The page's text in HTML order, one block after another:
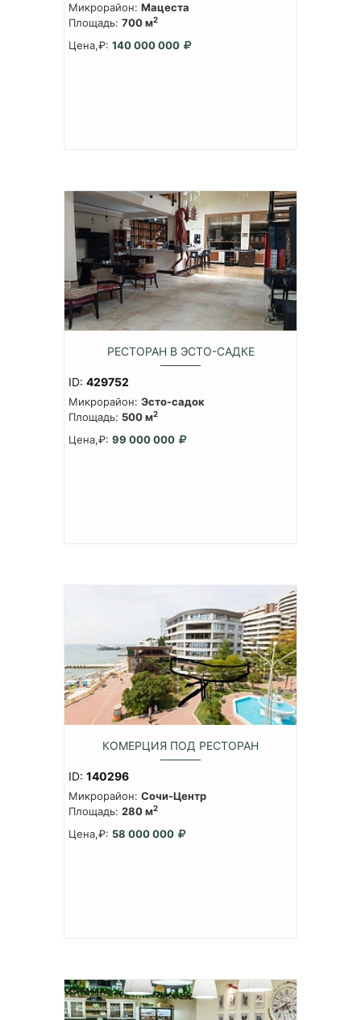
Микрорайон: Мацеста
Площадь: 700 м2
Цена,₽: 140 000 000
РЕСТОРАН В ЭСТО-САДКЕ
ID: 429752
Микрорайон: Эсто-садок
Площадь: 500 м2
Цена,₽: 99 000 000
КОМЕРЦИЯ ПОД РЕСТОРАН
ID: 140296
Микрорайон: Сочи-Центр
Площадь: 280 м2
Цена,₽: 58 000 000